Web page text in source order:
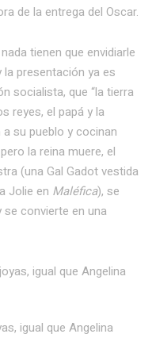
de la entrega del Oscar.
tienen que envidiarle
presentación ya es
socialista, que “la tierra
reyes, el papá y la
su pueblo y cocinan
la reina muere, el
(una Gal Gadot vestida
Jolie en Maléfica), se
convierte en una
igual que Angelina